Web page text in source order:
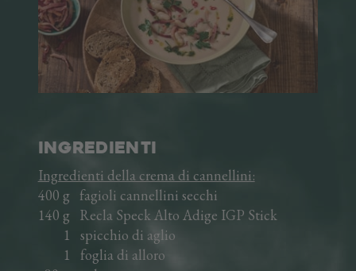
IN VAL VENOSTA
L'AZIENDA
INGREDIENTI
Ingredienti della crema di cannellini:
400 g fagioli cannellini secchi
140 g Recla Speck Alto Adige IGP Stick
1 spicchio di aglio
1 foglia di alloro